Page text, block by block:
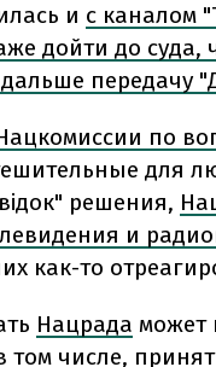
и с каналом
дойти до суда,
передачу
по
для
решения,
и
как-то
Нацрада может
том числе,